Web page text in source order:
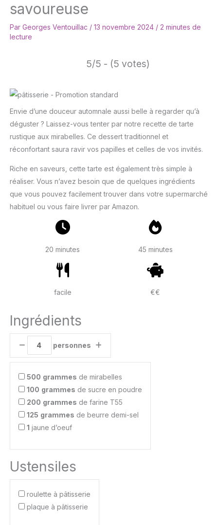
savoureuse
Par Georges Ventouillac / 13 novembre 2024 / 2 minutes de
lecture
5/5 - (5 votes)
Envie d’une douceur automnale aussi belle à regarder qu’à
déguster ? Laissez-vous tenter par notre recette de tarte
rustique aux mirabelles. Ce dessert traditionnel et
réconfortant saura ravir vos papilles et celles de vos invités.
Riche en saveurs, cette tarte est également très simple à
réaliser. Vous n’avez besoin que de quelques ingrédients
que vous pouvez facilement trouver dans votre supermarché
habituel ou vous faire livrer par Amazon.
20 minutes 45 minutes
facile €€
Ingrédients
personnes
500 grammes de mirabelles
100 grammes de sucre en poudre
200 grammes de farine T55
125 grammes de beurre demi-sel
1 jaune d’oeuf
Ustensiles
roulette à pâtisserie
plaque à pâtisserie